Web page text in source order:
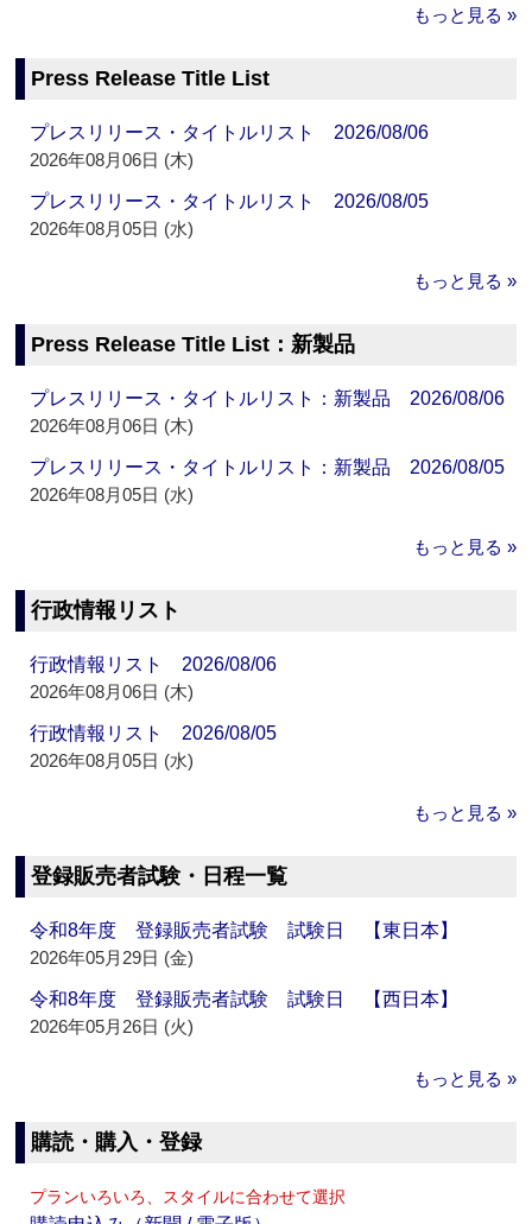
もっと見る »
Press Release Title List
プレスリリース・タイトルリスト 2026/08/06
2026年08月06日 (木)
プレスリリース・タイトルリスト 2026/08/05
2026年08月05日 (水)
もっと見る »
Press Release Title List：新製品
プレスリリース・タイトルリスト：新製品 2026/08/06
2026年08月06日 (木)
プレスリリース・タイトルリスト：新製品 2026/08/05
2026年08月05日 (水)
もっと見る »
行政情報リスト
行政情報リスト 2026/08/06
2026年08月06日 (木)
行政情報リスト 2026/08/05
2026年08月05日 (水)
もっと見る »
登録販売者試験・日程一覧
令和8年度 登録販売者試験 試験日 【東日本】
2026年05月29日 (金)
令和8年度 登録販売者試験 試験日 【西日本】
2026年05月26日 (火)
もっと見る »
購読・購入・登録
プランいろいろ、スタイルに合わせて選択